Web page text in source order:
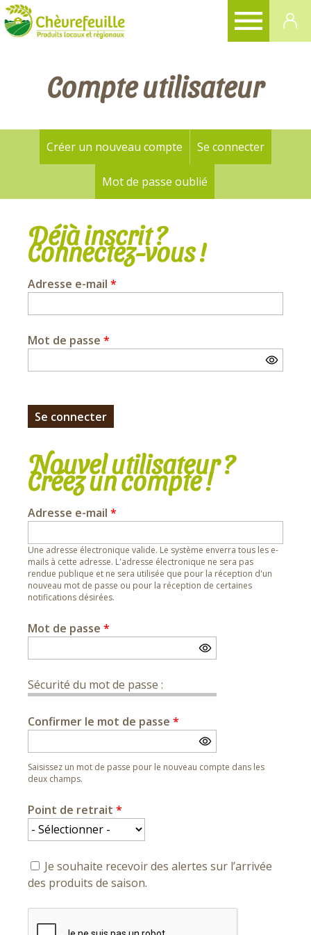
Compte utilisateur
Onglets
principaux
Créer un nouveau compte Se connecter(onglet
Mot de passe oublié
Déjà inscrit ?
Connectez-vous !
Adresse e-mail *
Mot de passe *
Nouvel utilisateur ?
Créez un compte !
Adresse e-mail *
Une adresse électronique valide. Le système enverra tous les e-
mails à cette adresse. L'adresse électronique ne sera pas
rendue publique et ne sera utilisée que pour la réception d'un
nouveau mot de passe ou pour la réception de certaines
notifications désirées.
Mot de passe *
Sécurité du mot de passe :
Confirmer le mot de passe *
Saisissez un mot de passe pour le nouveau compte dans les
deux champs.
Point de retrait *
Je souhaite recevoir des alertes sur l’arrivée
des produits de saison.